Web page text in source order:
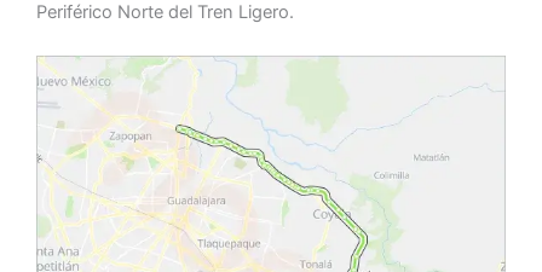
Periférico Norte del Tren Ligero.